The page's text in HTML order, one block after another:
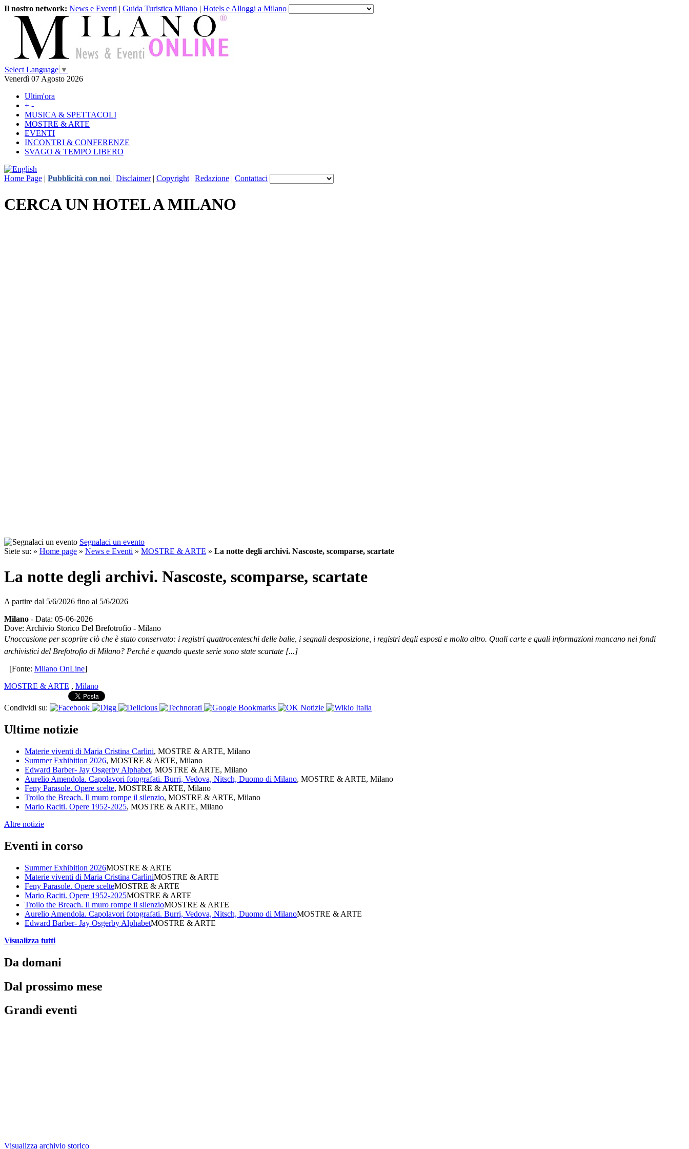
Il nostro network: News e Eventi | Guida Turistica Milano | Hotels e Alloggi a Milano
Select Language ▼
Venerdì 07 Agosto 2026
Ultim'ora
+ -
MUSICA & SPETTACOLI
MOSTRE & ARTE
EVENTI
INCONTRI & CONFERENZE
SVAGO & TEMPO LIBERO
Home Page | Pubblicità con noi | Disclaimer| Copyright | Redazione | Contattaci
CERCA UN HOTEL A MILANO
Segnalaci un evento
Siete su: » Home page » News e Eventi » MOSTRE & ARTE » La notte degli archivi. Nascoste, scomparse, scartate
La notte degli archivi. Nascoste, scomparse, scartate
A partire dal 5/6/2026 fino al 5/6/2026
Milano - Data: 05-06-2026
Dove: Archivio Storico Del Brefotrofio - Milano
Unoccasione per scoprire ciò che è stato conservato: i registri quattrocenteschi delle balie, i segnali desposizione, i registri degli esposti e molto altro. Quali carte e quali informazioni mancano nei fondi
archivistici del Brefotrofio di Milano? Perché e quando queste serie sono state scartate [...]
[Fonte: Milano OnLine]
MOSTRE & ARTE , Milano
Condividi su:
Ultime notizie
Materie viventi di Maria Cristina Carlini, MOSTRE & ARTE, Milano
Summer Exhibition 2026, MOSTRE & ARTE, Milano
Edward Barber- Jay Osgerby Alphabet, MOSTRE & ARTE, Milano
Aurelio Amendola. Capolavori fotografati. Burri, Vedova, Nitsch, Duomo di Milano, MOSTRE & ARTE, Milano
Feny Parasole. Opere scelte, MOSTRE & ARTE, Milano
Troilo the Breach. Il muro rompe il silenzio, MOSTRE & ARTE, Milano
Mario Raciti. Opere 1952-2025, MOSTRE & ARTE, Milano
Altre notizie
Eventi in corso
Summer Exhibition 2026MOSTRE & ARTE
Materie viventi di Maria Cristina CarliniMOSTRE & ARTE
Feny Parasole. Opere scelteMOSTRE & ARTE
Mario Raciti. Opere 1952-2025MOSTRE & ARTE
Troilo the Breach. Il muro rompe il silenzioMOSTRE & ARTE
Aurelio Amendola. Capolavori fotografati. Burri, Vedova, Nitsch, Duomo di MilanoMOSTRE & ARTE
Edward Barber- Jay Osgerby AlphabetMOSTRE & ARTE
Visualizza tutti
Da domani
Dal prossimo mese
Grandi eventi
Visualizza archivio storico